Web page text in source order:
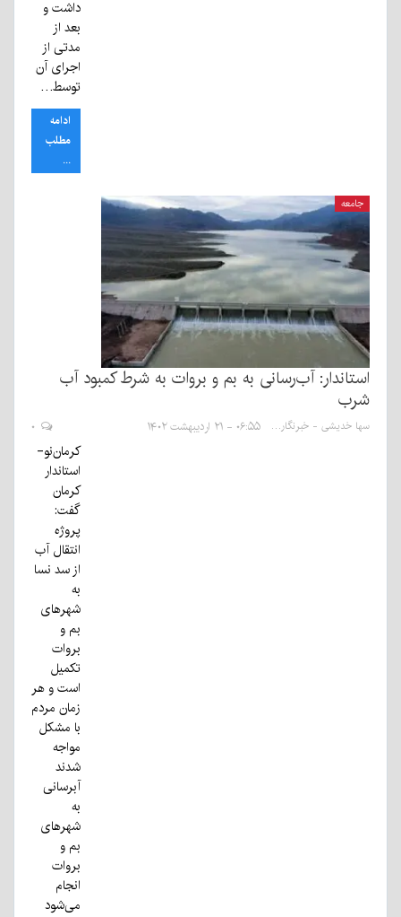
داشت و
بعد از
مدتی از
اجرای آن
توسط…
ادامه
مطلب
...
جامعه
استاندار: آب‌رسانی به بم و بروات به شرط کمبود آب
شرب
سها خدیشی - خبرنگار ۰۶:۵۵ - ۲۱ اردیبهشت ۱۴۰۲
کرمان‌نو-
استاندار
کرمان
گفت:
پروژه
انتقال آب
از سد نسا
به
شهرهای
بم و
بروات
تکمیل
است و هر
زمان مردم
با مشکل
مواجه
شدند
آبرسانی
به
شهرهای
بم و
بروات
انجام
می‌شود